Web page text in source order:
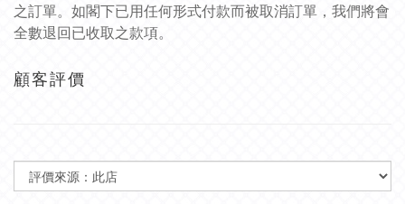
之訂單。如閣下已用任何形式付款而被取消訂單，我們將會
全數退回已收取之款項。
顧客評價